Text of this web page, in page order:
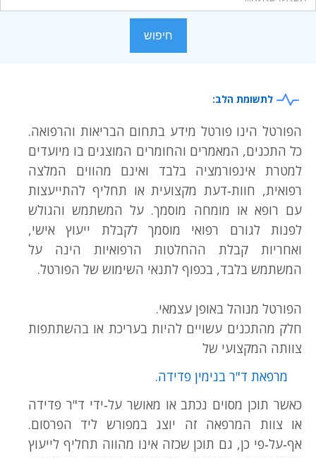
לתשומת הלב:
הפורטל הינו פורטל מידע בתחום הבריאות והרפואה.
כל התכנים, המאמרים והחומרים המוצגים בו מיועדים
למטרת אינפורמציה בלבד ואינם מהווים המלצה
רפואית, חוות‑דעת מקצועית או תחליף להתייעצות
עם רופא או מומחה מוסמך. על המשתמש והגולש
לפנות לגורם רפואי מוסמך לקבלת ייעוץ אישי,
ואחריות קבלת ההחלטות הרפואיות הינה על
המשתמש בלבד, בכפוף לתנאי השימוש של הפורטל.
הפורטל מנוהל באופן עצמאי.
חלק מהתכנים עשויים להיות בעריכת או בהשתתפות
צוותה המקצועי של
מרפאת ד"ר בנימין פדידה.
כאשר תוכן מסוים נכתב או מאושר על‑ידי ד"ר פדידה
או צוות המרפאה זה יוצג במפורש ליד הפרסום.
אף‑על‑פי כן, גם תוכן שכזה אינו מהווה תחליף לייעוץ